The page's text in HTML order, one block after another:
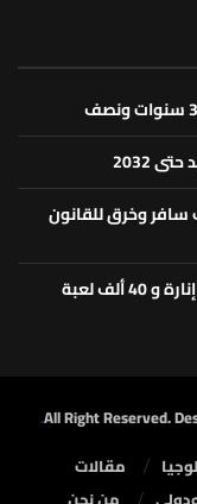
2032
سافر وخرق للقانون
المواصفات: إتلاف 27 ألف حبل زينة وسلاسل إنارة و 40 ألف لعبة
مقالات